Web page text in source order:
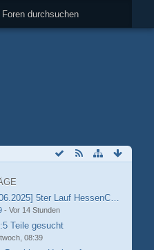
5ter Lauf HessenCup OR8 /
- Vor 14 Stunden
Teile gesucht
08:39